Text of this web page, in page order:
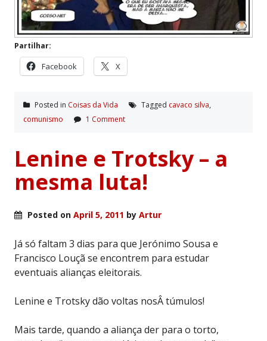
Partilhar:
Facebook X
Posted in Coisas da Vida Tagged cavaco silva,
comunismo
1 Comment
Lenine e Trotsky – a
mesma luta!
Posted on April 5, 2011 by Artur
Já só faltam 3 dias para que Jerónimo Sousa e
Francisco Louçã se encontrem para estudar
eventuais alianças eleitorais.
Lenine e Trotsky dão voltas nosÂ túmulos!
Mais tarde, quando a aliança der para o torto,